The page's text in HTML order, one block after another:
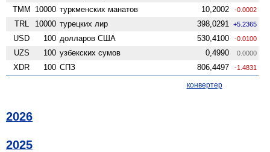
TMM 10000 туркменских манатов 10,2002 -0.0002
TRL 10000 турецких лир 398,0291 +5.2365
USD 100 долларов США 530,4100 -0.0100
UZS 100 узбекских сумов 0,4990 0.0000
XDR 100 СПЗ 806,4497 -1.4831
конвертер
2026
2025